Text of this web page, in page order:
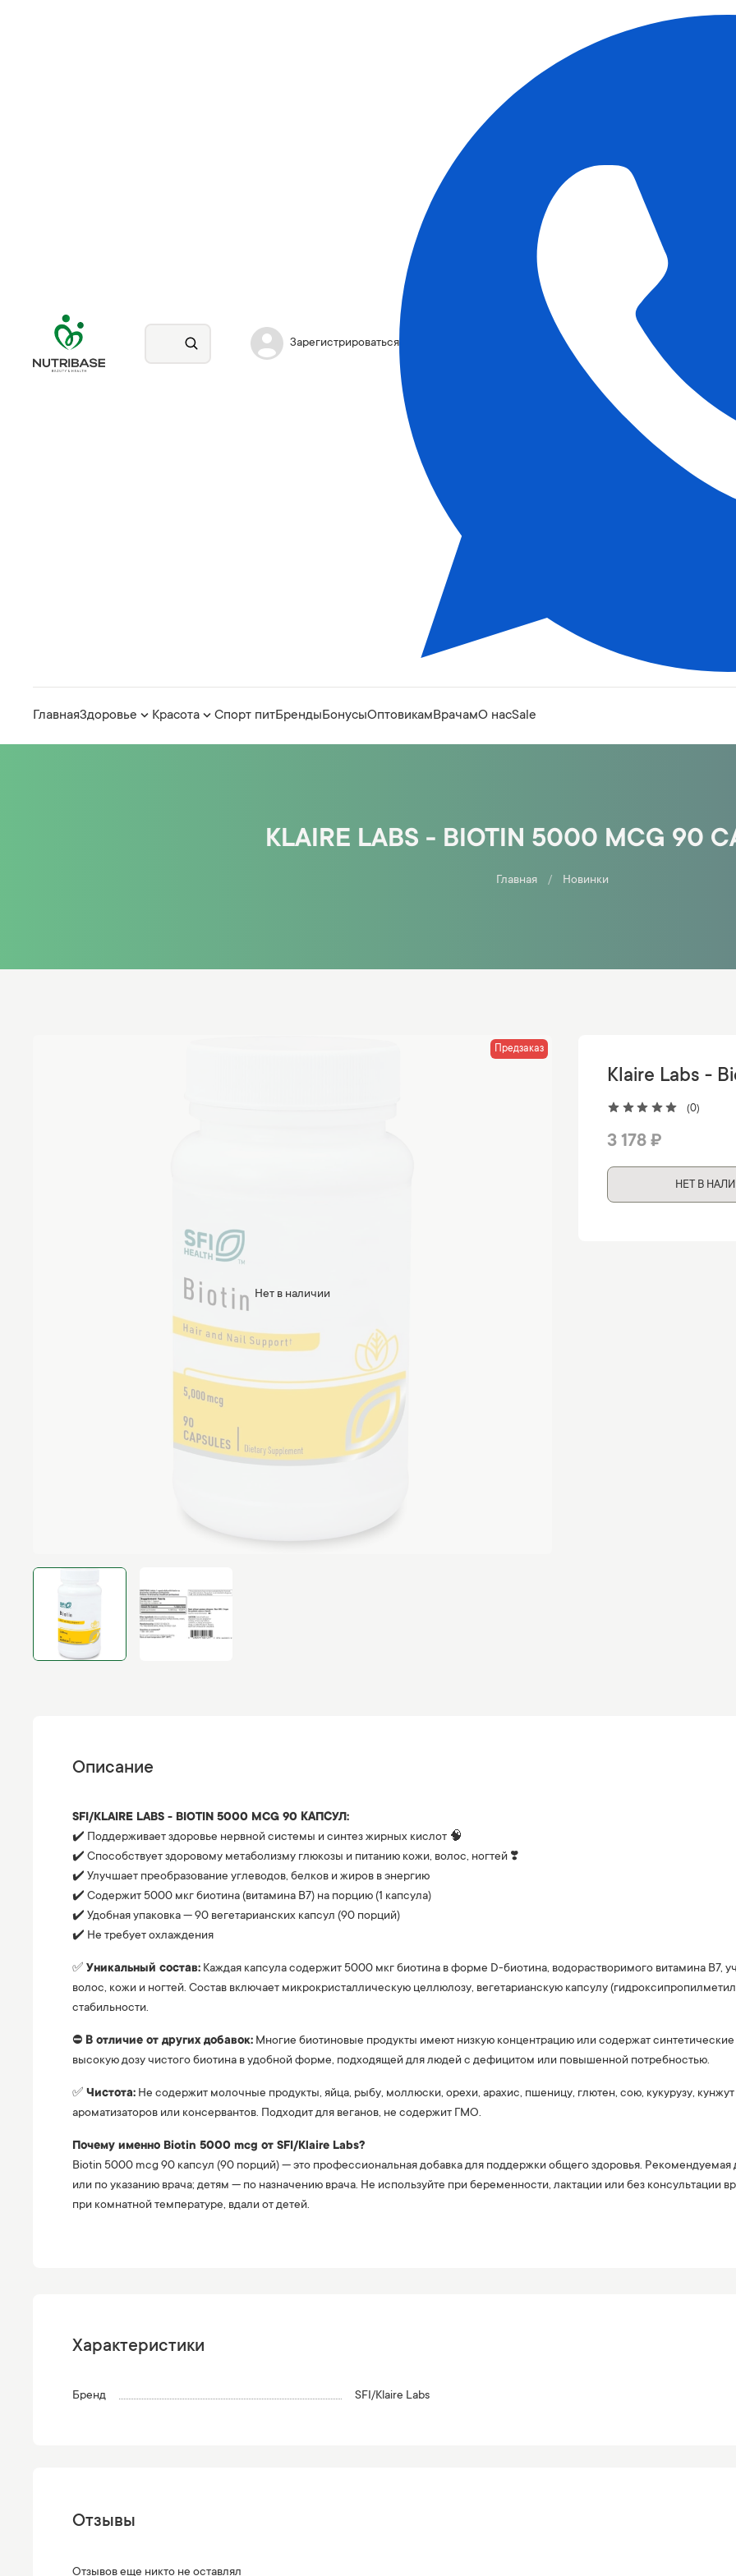
Зарегистрироваться
ГлавнаяЗдоровье Красота Спорт питБрендыБонусыОптовикамВрачамО насSale
KLAIRE LABS - BIOTIN 5000 MCG 90
Главная Новинки
Нет в наличии
Предзаказ
(0)
Klaire Labs -
3 178 ₽
НЕТ В
Описание
SFI/KLAIRE LABS - BIOTIN 5000 MCG 90 КАПСУЛ:
✔️ Поддерживает здоровье нервной системы и синтез жирных кислот 🧠
✔️ Способствует здоровому метаболизму глюкозы и питанию кожи, волос, ногтей ❣️
✔️ Улучшает преобразование углеводов, белков и жиров в энергию
✔️ Содержит 5000 мкг биотина (витамина B7) на порцию (1 капсула)
✔️ Удобная упаковка — 90 вегетарианских капсул (90 порций)
✔️ Не требует охлаждения
✅ Уникальный состав: Каждая капсула содержит 5000 мкг биотина в форме D-биотина, водорастворимого витамина B7,
волос, кожи и ногтей. Состав включает микрокристаллическую целлюлозу, вегетарианскую капсулу
стабильности.
⛔️ В отличие от других добавок: Многие биотиновые продукты имеют низкую концентрацию или содержат
высокую дозу чистого биотина в удобной форме, подходящей для людей с дефицитом или повышенной потребностью.
✅ Чистота: Не содержит молочные продукты, яйца, рыбу, моллюски, орехи, арахис, пшеницу, глютен, сою, кукурузу,
ароматизаторов или консервантов. Подходит для веганов, не содержит ГМО.
Почему именно Biotin 5000 mcg от SFI/Klaire Labs?
Biotin 5000 mcg 90 капсул (90 порций) — это профессиональная добавка для поддержки общего здоровья.
или по указанию врача; детям — по назначению врача. Не используйте при беременности, лактации или без консультации
при комнатной температуре, вдали от детей.
Характеристики
Бренд SFI/Klaire Labs
Отзывы
Отзывов еще никто не оставлял